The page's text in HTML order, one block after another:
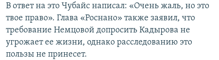
В ответ на это Чубайс написал: «Очень жаль, но это
твое право». Глава «Роснано» также заявил, что
требование Немцовой допросить Кадырова не
угрожает ее жизни, однако расследованию это
пользы не принесет.